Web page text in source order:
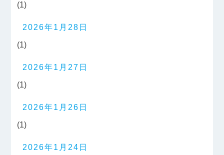
(1)
2026年1月28日
(1)
2026年1月27日
(1)
2026年1月26日
(1)
2026年1月24日